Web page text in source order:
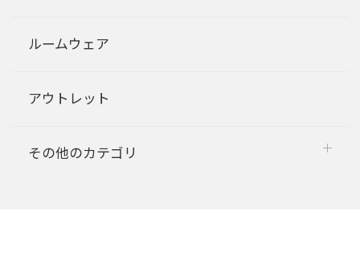
ルームウェア
アウトレット
その他のカテゴリ